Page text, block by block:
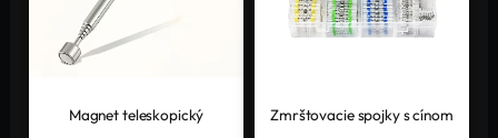
Magnet teleskopický Zmrštovacie spojky s cínom